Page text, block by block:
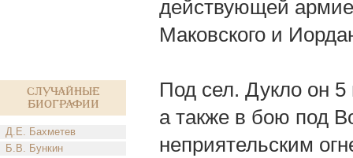
Случайные
биографии
Д.Е. Бахметев
Б.В. Бункин
действующей
Маковского и
Под сел. Дукло он
а также в бою под
неприятельским